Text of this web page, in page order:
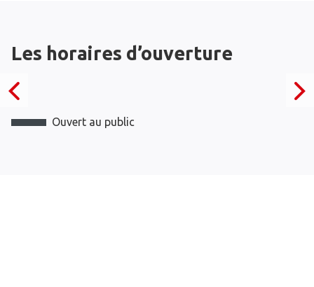
Les horaires d’ouverture
Ouvert au public